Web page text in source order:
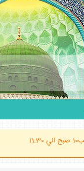
(ساعت پاسخگوي احكام شرعي 20 الي 21:30 شب10 صبح الي 11:30